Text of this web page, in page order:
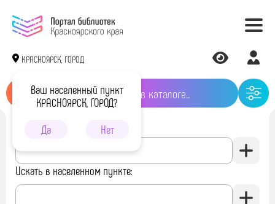
КРАСНОЯРСК, ГОРОД
Ваш населенный пункт
КРАСНОЯРСК, ГОРОД?
Да
Нет
Искать в библиотеке:
Искать в населенном пункте: